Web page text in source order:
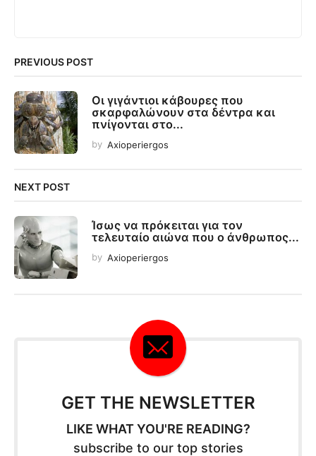
PREVIOUS POST
Οι γιγάντιοι κάβουρες που
σκαρφαλώνουν στα δέντρα και
πνίγονται στο...
by Axioperiergos
NEXT POST
Ίσως να πρόκειται για τον
τελευταίο αιώνα που ο άνθρωπος...
by Axioperiergos
GET THE NEWSLETTER
LIKE WHAT YOU'RE READING?
subscribe to our top stories